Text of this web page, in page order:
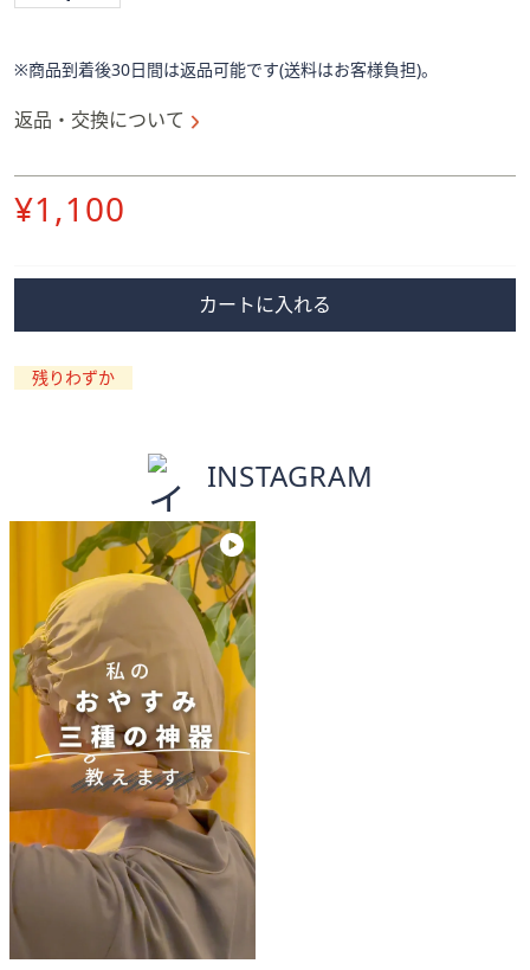
※商品到着後30日間は返品可能です(送料はお客様負担)。
返品・交換について
削
¥1,100
カートに入れる
残りわずか
INSTAGRAM